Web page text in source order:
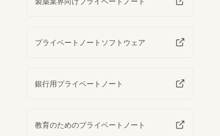
プライベートノートソフトウェア
銀行用プライベートノート
教育のためのプライベートノート